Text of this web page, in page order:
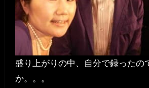
盛り上がりの中、自分で録ったの
か。。。